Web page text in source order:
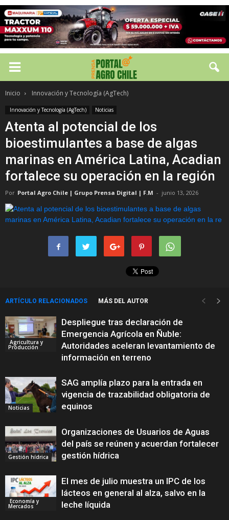
Inicio Innovación y Tecnología (AgTech)
Innovación y Tecnología (AgTech) Noticias
Atenta al potencial de los
bioestimulantes a base de algas
marinas en América Latina, Acadian
fortalece su operación en la región
Por Portal Agro Chile | Grupo Prensa Digital | F.M - junio 13, 2026
ARTÍCULO RELACIONADOS MÁS DEL AUTOR
Agricultura y
Producción
Despliegue tras declaración de
Emergencia Agrícola en Ñuble:
Autoridades aceleran levantamiento de
información en terreno
Noticias
SAG amplía plazo para la entrada en
vigencia de trazabilidad obligatoria de
equinos
Gestión hídrica
Organizaciones de Usuarios de Aguas
del país se reúnen y acuerdan fortalecer
gestión hídrica
Economía y
Mercados
El mes de julio muestra un IPC de los
lácteos en general al alza, salvo en la
leche líquida